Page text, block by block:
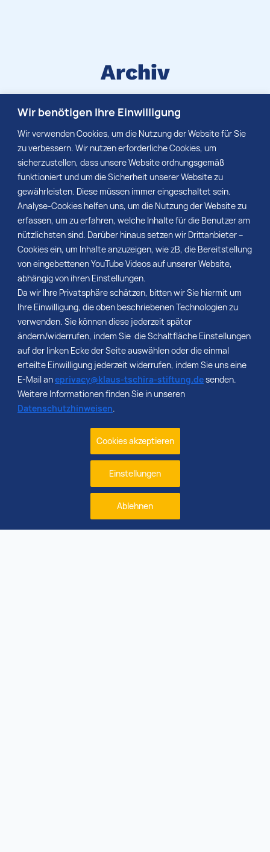
Wir benötigen Ihre Einwilligung
Wir verwenden Cookies, um die Nutzung der Website für Sie
zu verbessern. Wir nutzen erforderliche Cookies, um
sicherzustellen, dass unsere Website ordnungsgemäß
funktioniert und um die Sicherheit unserer Website zu
gewährleisten. Diese müssen immer eingeschaltet sein.
Analyse-Cookies helfen uns, um die Nutzung der Website zu
erfassen, um zu erfahren, welche Inhalte für die Benutzer am
nützlichsten sind. Darüber hinaus setzen wir Drittanbieter –
Cookies ein, um Inhalte anzuzeigen, wie zB, die Bereitstellung
von eingebettenen YouTube Videos auf unserer Website,
abhängig von ihren Einstellungen.
Da wir Ihre Privatsphäre schätzen, bitten wir Sie hiermit um
Ihre Einwilligung, die oben beschriebenen Technologien zu
verwenden. Sie können diese jederzeit später
ändern/widerrufen, indem Sie die Schaltfläche Einstellungen
auf der linken Ecke der Seite auswählen oder die einmal
erteilte Einwilligung jederzeit widerrufen, indem Sie uns eine
E-Mail aneprivacy@klaus-tschira-stiftung.desenden.
Weitere Informationen finden Sie in unseren
Datenschutzhinweisen.
Einstellungen
Ablehnen
Cookies akzeptieren
Archiv
Suchen Sie eine bestimmte
erschienen ist? Dann schauen Sie gern in
unserem Archiv nach.
MEHR